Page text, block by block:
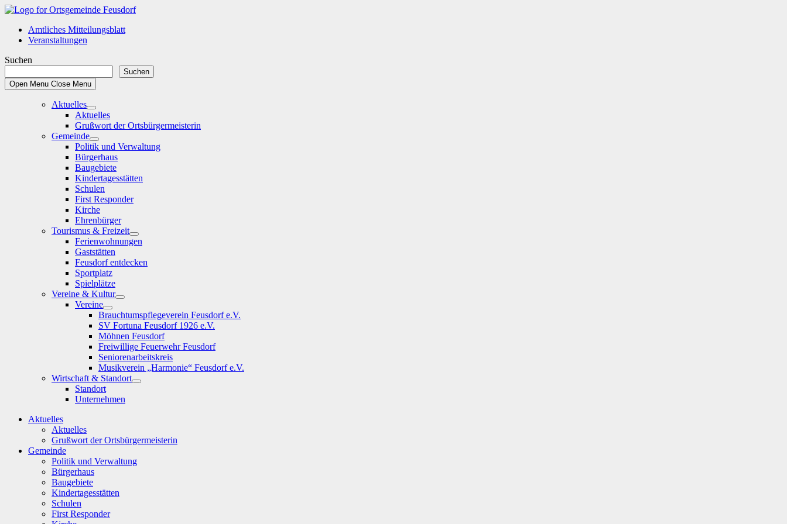
Skip
contentAmtliches Mitteilungsblatt
Veranstaltungen
Suchen
Suchen
Open Menu Close Menu
Aktuelles
Show
sub
menu
Aktuelles
Grußwort der Ortsbürgermeisterin
Gemeinde
Show
sub
menu
Politik und Verwaltung
Bürgerhaus
Baugebiete
Kindertagesstätten
Schulen
First Responder
Kirche
Ehrenbürger
Tourismus & Freizeit
Show
sub
Ferienwohnungen
Gaststätten
Feusdorf entdecken
Sportplatz
Spielplätze
Vereine & Kultur
Show
sub
menu
Vereine
Show
sub
menu
Brauchtumspflegeverein Feusdorf e.V.
SV Fortuna Feusdorf 1926 e.V.
Möhnen Feusdorf
Freiwillige Feuerwehr Feusdorf
Seniorenarbeitskreis
Musikverein „Harmonie“ Feusdorf e.V.
Wirtschaft & Standort
Show
Standort
Unternehmen
Aktuelles
Aktuelles
Grußwort der Ortsbürgermeisterin
Gemeinde
Politik und Verwaltung
Bürgerhaus
Baugebiete
Kindertagesstätten
Schulen
First Responder